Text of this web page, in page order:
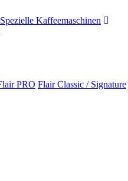
Spezielle Kaffeemaschinen
PRO Flair Classic / Signature